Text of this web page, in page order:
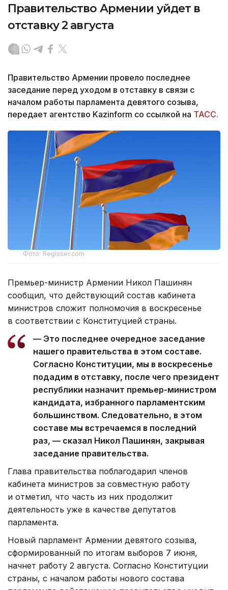
Правительство Армении уйдет в
отставку 2 августа
Правительство Армении провело последнее
заседание перед уходом в отставку в связи с
началом работы парламента девятого созыва,
передает агентство Kazinform со ссылкой на ТАСС.
Фото: Regisser.com
Премьер-министр Армении Никол Пашинян
сообщил, что действующий состав кабинета
министров сложит полномочия в воскресенье
в соответствии с Конституцией страны.
— Это последнее очередное заседание
нашего правительства в этом составе.
Согласно Конституции, мы в воскресенье
подадим в отставку, после чего президент
республики назначит премьер-министром
кандидата, избранного парламентским
большинством. Следовательно, в этом
составе мы встречаемся в последний
раз, — сказал Никол Пашинян, закрывая
заседание правительства.
Глава правительства поблагодарил членов
кабинета министров за совместную работу
и отметил, что часть из них продолжит
деятельность уже в качестве депутатов
парламента.
Новый парламент Армении девятого созыва,
сформированный по итогам выборов 7 июня,
начнет работу 2 августа. Согласно Конституции
страны, с началом работы нового состава